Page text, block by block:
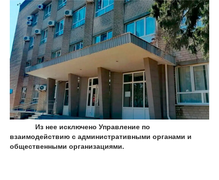
Из нее исключено Управление по
взаимодействию с административными органами и
общественными организациями.